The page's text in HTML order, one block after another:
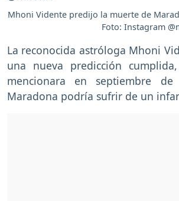
Mhoni Vidente predijo la muerte de
Foto: Instagram
La reconocida astróloga Mhoni
una nueva predicción
mencionara en septiembre
Maradona podría sufrir de un